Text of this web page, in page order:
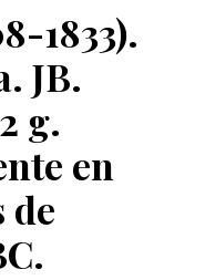
1833).
JB.
g.
en
de